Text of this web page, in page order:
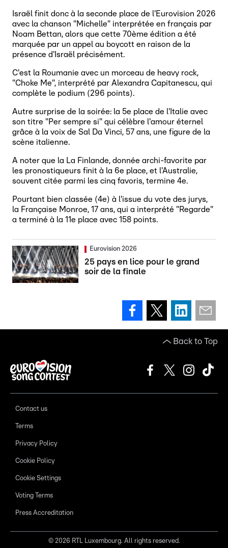
Israël finit donc à la seconde place de l'Eurovision 2026
avec la chanson "Michelle" interprétée en français par
Noam Bettan, alors que cette 70ème édition a été
marquée par un appel au boycott en raison de la
présence d'Israël précisément.
C'est la Roumanie avec un morceau de heavy rock,
"Choke Me", interprété par Alexandra Capitanescu, qui
complète le podium (296 points).
Autre surprise de la soirée: la 5e place de l'Italie avec
son titre "Per sempre si" qui célèbre l'amour éternel
grâce à la voix de Sal Da Vinci, 57 ans, une figure de la
scène italienne.
A noter que la La Finlande, donnée archi-favorite par
les pronostiqueurs finit à la 6e place, et l'Australie,
souvent citée parmi les cinq favoris, termine 4e.
Pourtant bien classée (4e) à l'issue du vote des jurys,
la Française Monroe, 17 ans, qui a interprété "Regarde"
a terminé à la 11e place avec 158 points.
Eurovision 2026
25 pays en lice pour le grand
soir de la finale
Back to Top
Contact us
Terms
Privacy Policy
Cookie Policy
Cookie Settings
Voting Terms
Press Accreditation
© 2026 RTL Luxembourg. All rights reserved.